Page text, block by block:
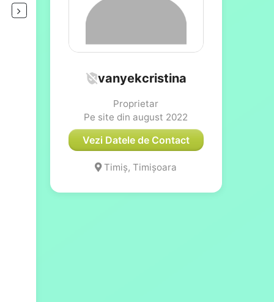
vanyekcristina
Proprietar
Pe site din august 2022
Vezi Datele de Contact
Timiș, Timișoara